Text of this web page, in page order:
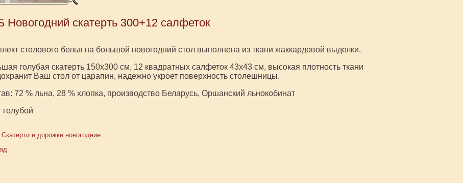
Новогодний скатерть 300+12 салфеток
столового белья на большой новогодний стол выполнена из ткани жаккардовой выделки.
голубая скатерть 150х300 см, 12 квадратных салфеток 43х43 см, высокая плотность ткани
Ваш стол от царапин, надежно укроет поверхность столешницы.
72 % льна, 28 % хлопка, производство Беларусь, Оршанский льнокобинат
голубой
Скатерти и дорожки новогодние